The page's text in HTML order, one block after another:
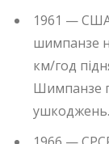
1961 — США
шимпанзе
км/год
Шимпанзе
ушкоджень.